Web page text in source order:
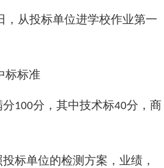
，从投标单位进学校作业第一
标标准
分100分，其中技术标40分，商
标单位的检测方案，业绩，